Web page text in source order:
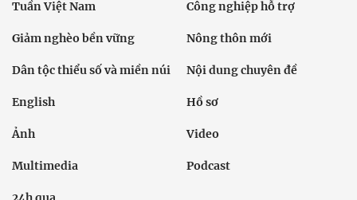
Tuần Việt Nam Công nghiệp hỗ trợ
Giảm nghèo bền vững Nông thôn mới
Dân tộc thiểu số và miền núi Nội dung chuyên đề
English Hồ sơ
Ảnh Video
Multimedia Podcast